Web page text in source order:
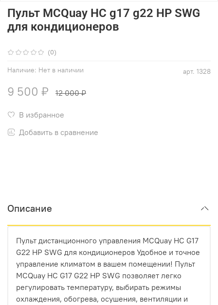
(0)
арт. 1328
Наличие: Нет в наличии
Пульт MCQuay HC g17 g22 HP SWG
для кондиционеров
9 500 ₽ 12 000 ₽
В избранное
Добавить в сравнение
Описание
Пульт дистанционного управления MCQuay HC G17
G22 HP SWG для кондиционеров Удобное и точное
управление климатом в вашем помещении! Пульт
MCQuay HC G17 G22 HP SWG позволяет легко
регулировать температуру, выбирать режимы
охлаждения, обогрева, осушения, вентиляции и